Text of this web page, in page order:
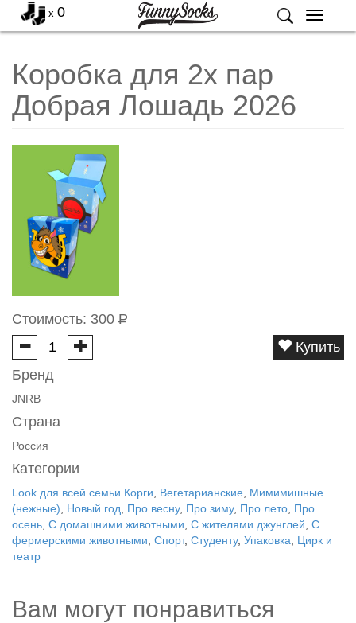
Меню
x 0
Коробка для 2х пар
Добрая Лошадь 2026
Стоимость: 300 Р
Купить
Бренд
JNRB
Страна
Россия
Категории
Look для всей семьи Корги Вегетарианские
Мимимишные
(нежные)
Новый год Про весну, Про зиму, Про лето Про
осень С домашними животными С жителями джунглей С
фермерскими животными Спорт, Студенту, Упаковка
Цирк и
театр
Вам могут понравиться